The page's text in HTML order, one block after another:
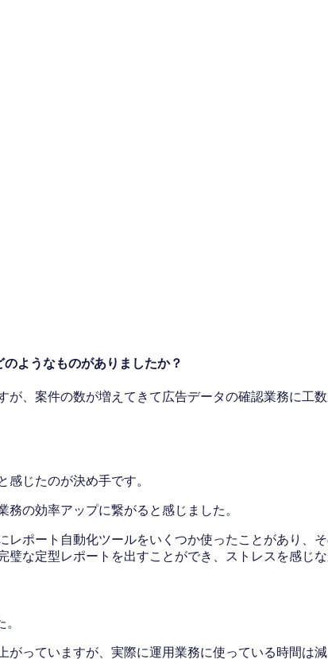
ようなものがありましたか？
、案件の数が増えてきて広告データの確認業務に工
感じたのが決め手です。
の効率アップに繋がると感じました。
ポート自動化ツールをいくつか使ったことがあり、
な定型レポートを出すことができ、ストレスを感じ
っていますが、実際に運用業務に使っている時間は減